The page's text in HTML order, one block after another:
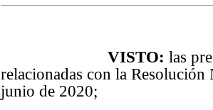
VISTO: las
relacionadas con la
junio de 2020;